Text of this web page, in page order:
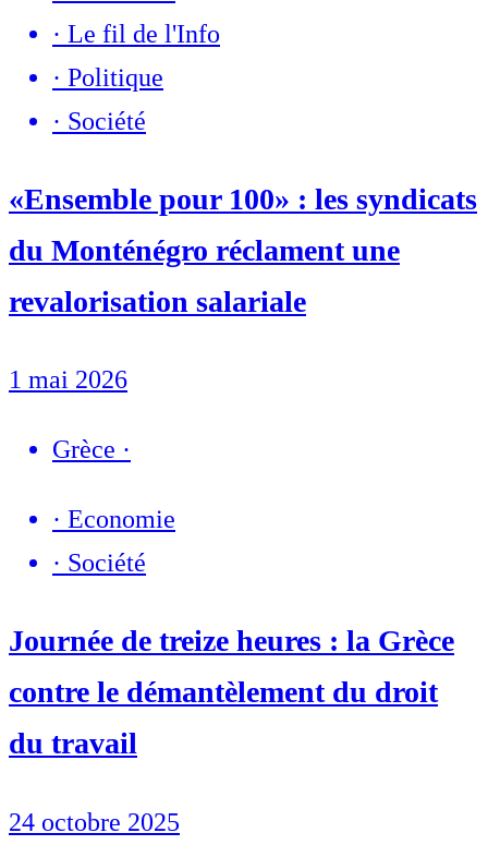
· Le fil de l'Info
· Politique
· Société
«Ensemble pour 100» : les syndicats
du Monténégro réclament une
revalorisation salariale
1 mai 2026
Grèce ·
· Economie
· Société
Journée de treize heures : la Grèce
contre le démantèlement du droit
du travail
24 octobre 2025